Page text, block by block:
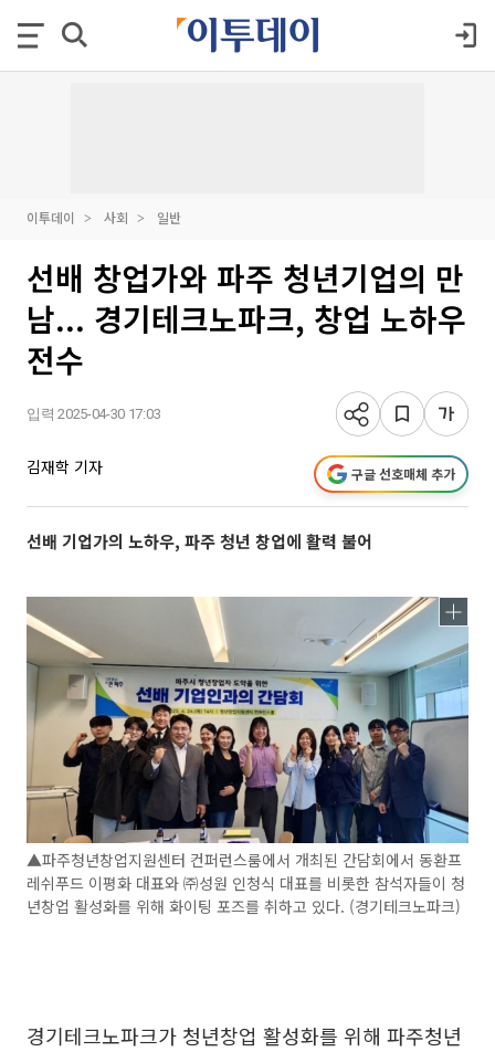
이투데이 사회 일반
선배 창업가와 파주 청년기업의 만
남... 경기테크노파크, 창업 노하우
전수
입력 2025-04-30 17:03
김재학 기자 구글 선호매체 추가
선배 기업가의 노하우, 파주 청년 창업에 활력 불어
▲파주청년창업지원센터 컨퍼런스룸에서 개최된 간담회에서 동환프
레쉬푸드 이평화 대표와 ㈜성원 인청식 대표를 비롯한 참석자들이 청
년창업 활성화를 위해 화이팅 포즈를 취하고 있다. (경기테크노파크)
경기테크노파크가 청년창업 활성화를 위해 파주청년